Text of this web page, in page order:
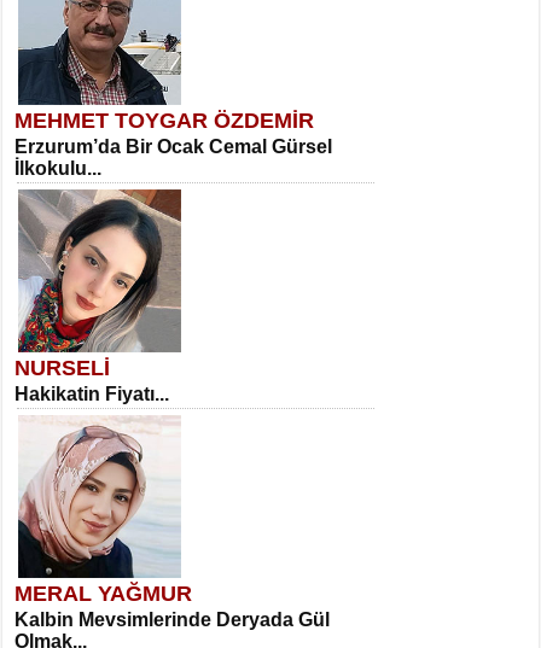
MEHMET TOYGAR ÖZDEMİR
Erzurum’da Bir Ocak Cemal Gürsel
İlkokulu...
NURSELİ
Hakikatin Fiyatı...
MERAL YAĞMUR
Kalbin Mevsimlerinde Deryada Gül
Olmak...